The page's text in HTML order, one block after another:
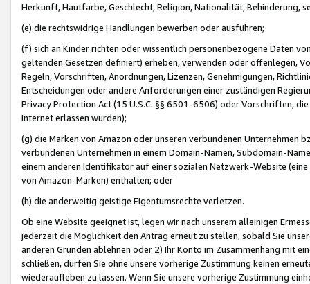
Herkunft, Hautfarbe, Geschlecht, Religion, Nationalität, Behinderung,
(e) die rechtswidrige Handlungen bewerben oder ausführen;
(f) sich an Kinder richten oder wissentlich personenbezogene Daten
geltenden Gesetzen definiert) erheben, verwenden oder offenlegen,
Regeln, Vorschriften, Anordnungen, Lizenzen, Genehmigungen,
Entscheidungen oder andere Anforderungen einer zuständigen
Privacy Protection Act (15 U.S.C. §§ 6501-6506) oder Vorschriften,
Internet erlassen wurden);
(g) die Marken von Amazon oder unseren verbundenen Unternehmen
verbundenen Unternehmen in einem Domain-Namen, Subdomain-
einem anderen Identifikator auf einer sozialen Netzwerk-Website
von Amazon-Marken) enthalten; oder
(h) die anderweitig geistige Eigentumsrechte verletzen.
Ob eine Website geeignet ist, legen wir nach unserem alleinigen
jederzeit die Möglichkeit den Antrag erneut zu stellen, sobald Sie
anderen Gründen ablehnen oder 2) Ihr Konto im Zusammenhang mit
schließen, dürfen Sie ohne unsere vorherige Zustimmung keinen
wiederaufleben zu lassen. Wenn Sie unsere vorherige Zustimmung